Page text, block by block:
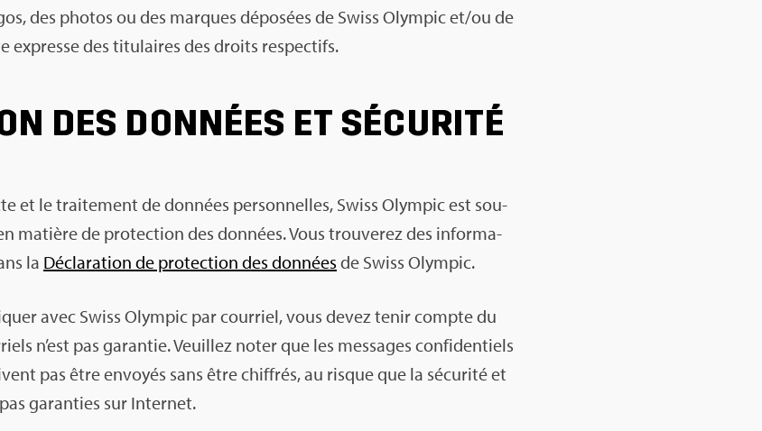
des pho­tos ou des marques dépo­sées de Swiss Olym­pic et/ou de
expresse des titu­laires des droits res­pec­tifs.
DES DON­NÉES ET SÉCU­RITÉ
et le trai­te­ment de don­nées per­son­nelles, Swiss Olym­pic est sou­
matière de pro­tec­tion des don­nées. Vous trou­ve­rez des infor­ma­
la Décla­ra­tion de pro­tec­tion des don­nées de Swiss Olym­pic.
avec Swiss Olym­pic par cour­riel, vous devez tenir compte du
n’est pas garan­tie. Veuillez noter que les mes­sages confi­den­tiels
pas être envoyés sans être chif­frés, au risque que la sécu­rité et
garan­ties sur Inter­net.